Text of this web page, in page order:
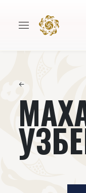
Авторы
Издательство
Проекты
←